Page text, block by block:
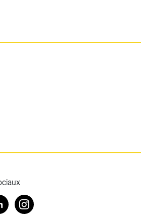
Facebook
Instagram
espace client SIG.
SIG n'est pas optimisé pour une